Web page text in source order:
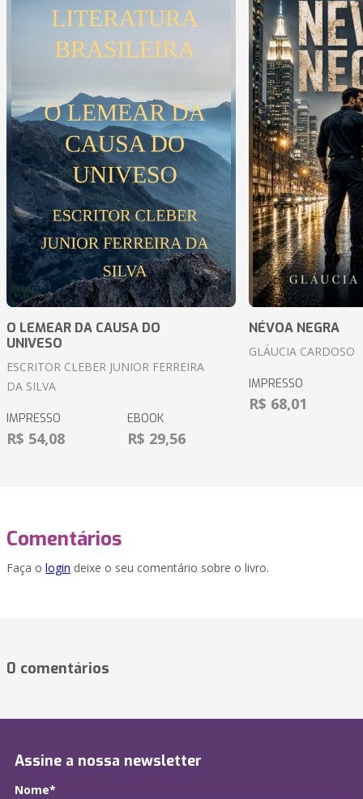
O LEMEAR DA CAUSA DO
UNIVESO
ESCRITOR CLEBER JUNIOR FERREIRA
DA SILVA
IMPRESSO
R$ 54,08
EBOOK
R$ 29,56
NÉVOA NEGRA
GLÁUCIA CARDOSO
IMPRESSO
R$ 68,01
Comentários
Faça o login deixe o seu comentário sobre o livro.
0 comentários
Assine a nossa newsletter
Nome*